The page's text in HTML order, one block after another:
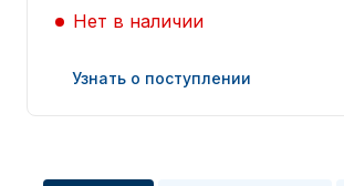
Запчасти для ПЛМ
Нет в наличии
Узнать о поступлении